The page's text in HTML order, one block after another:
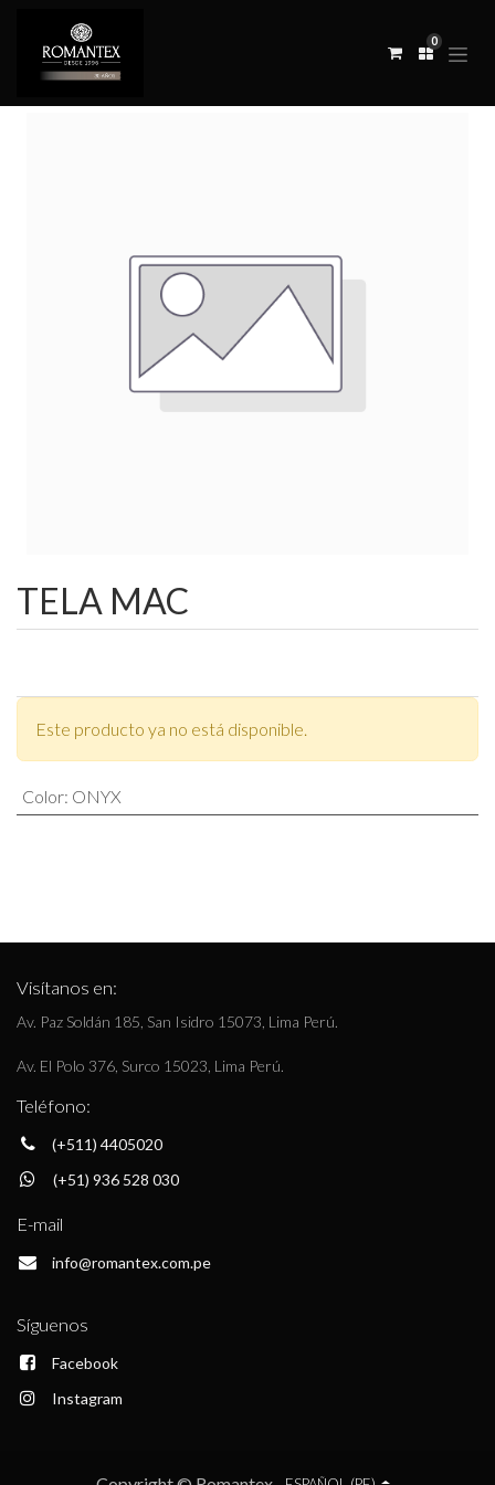
0
TELA MAC
Este producto ya no está disponible.
Color: ONYX
Visítanos en:
Av. Paz Soldán 185, San Isidro 15073, Lima Perú.
Av. El Polo 376, Surco 15023, Lima Perú.
Teléfono:
(+511) 4405020
(+51) 936 528 030
E-mail
info@romantex.com.pe
Síguenos
Facebook
Instagram